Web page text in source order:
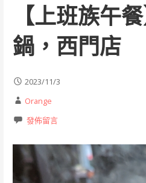
【上班族午
鍋，西門店
2023/11/3
Orange
發佈留言